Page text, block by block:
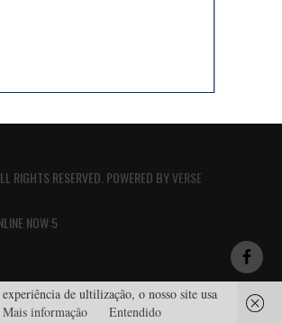
RIGHTS RESERVED. POWERED BYVERSE
NOW:5
de ultilização, o nosso site usa
Mais informação Entendido